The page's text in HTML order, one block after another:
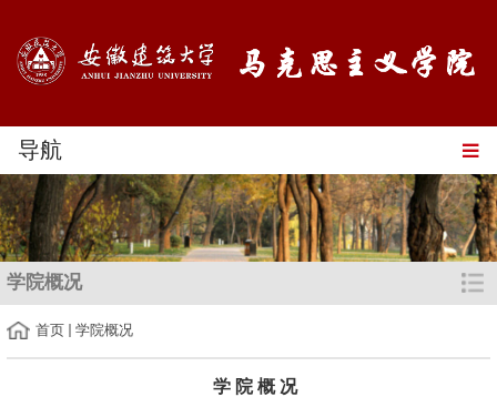
导航
学院概况
首页 学院概况
学 院 概 况